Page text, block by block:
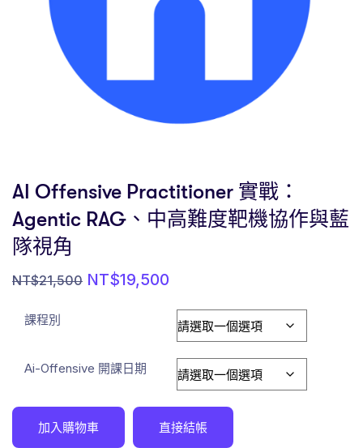
AI Offensive Practitioner 實戰：
Agentic RAG、中高難度靶機協作與藍
隊視角
NT$21,500 NT$19,500
課程別
Ai-Offensive 開課日期
加入購物車 直接結帳